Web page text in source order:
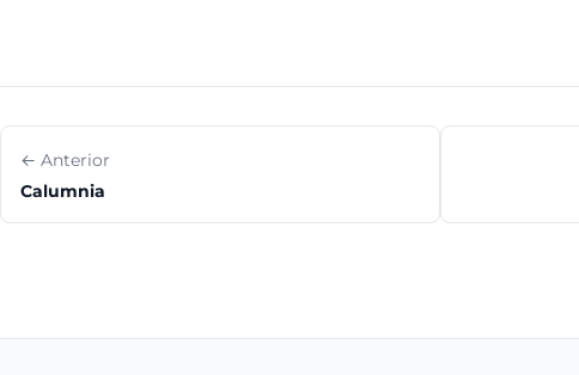
← Anterior
Calumnia